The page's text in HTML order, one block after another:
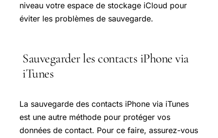
niveau votre espace de stockage iCloud pour
éviter les problèmes de sauvegarde.
Sauvegarder les contacts iPhone via
iTunes
La sauvegarde des contacts iPhone via iTunes
est une autre méthode pour protéger vos
données de contact. Pour ce faire, assurez-vous